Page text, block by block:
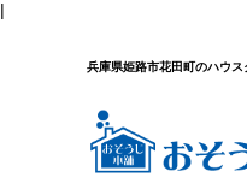
|
兵庫県姫路市花田町のハウス